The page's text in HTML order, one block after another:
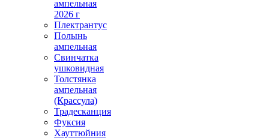
ампельная
2026 г
Плектрантус
Полынь
ампельная
Свинчатка
ушковидная
Толстянка
ампельная
(Крассула)
Традесканция
Фуксия
Хауттюйния